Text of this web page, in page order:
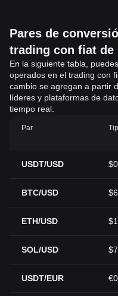
Pares de
trading con fiat de
En la siguiente tabla,
operados en el trading con
cambio se agregan a partir
líderes y plataformas de
tiempo real.
Par
USDT/USD
BTC/USD
ETH/USD
SOL/USD
USDT/EUR